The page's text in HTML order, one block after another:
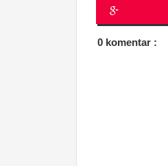
0 komentar :